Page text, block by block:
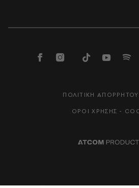
ΠΟΛΙΤΙΚΗ ΑΠΟΡΡΗΤΟΥ
ΟΡΟΙ ΧΡΗΣΗΣ -